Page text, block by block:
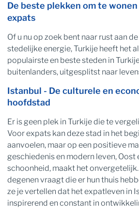
De beste plekken om te
expats
Of u nu op zoek bent naar rust aan
stedelijke energie, Turkije heeft het
populairste en beste steden in
buitenlanders, uitgesplitst naar
Istanbul - De culturele en
hoofdstad
Er is geen plek in Turkije die te
Voor expats kan deze stad in het
aanvoelen, maar op een positieve
geschiedenis en modern leven, Oost
schoonheid, maakt het onvergetelijk.
degenen vraagt ​​die er hun thuis
ze je vertellen dat het expatleven in
inspirerend en constant in